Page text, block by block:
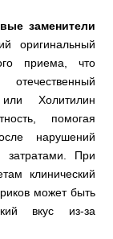
заменители
оригинальный
приема, что
Холитилин
помогая
нарушений
затратами. При
клинический
может быть
вкус из-за